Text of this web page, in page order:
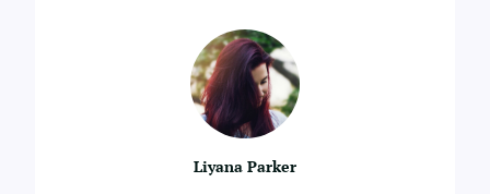
Liyana Parker